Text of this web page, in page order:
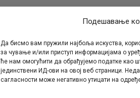
Подешавање
Да бисмо вам пружили најбоља искуства,
за чување и/или приступ информацијама о
ће нам омогућити да обрађујемо податке као
јединствени ИД-ови на овој веб страници.
сагласности може негативно утицати на
Архива Контакт